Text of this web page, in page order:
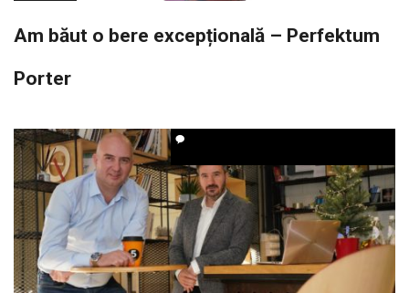
Am băut o bere excepțională – Perfektum
Porter